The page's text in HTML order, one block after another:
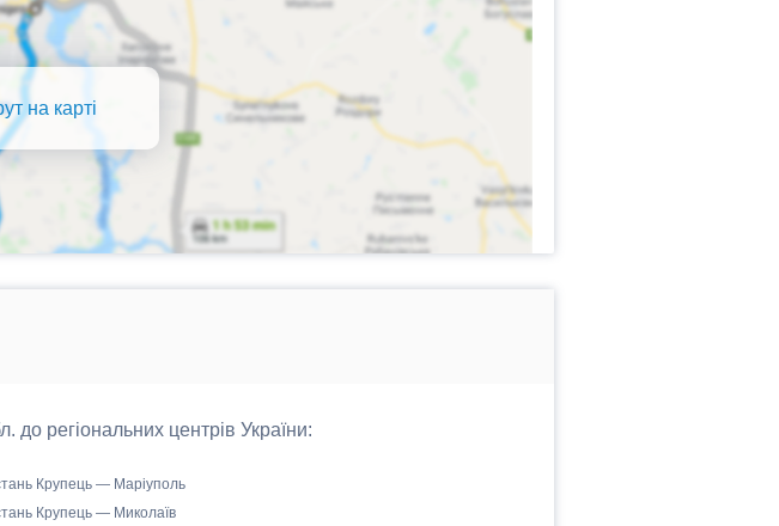
на карті
до регіональних центрів України:
Крупець — Маріуполь
Крупець — Миколаїв